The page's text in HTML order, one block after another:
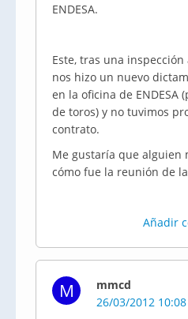
ENDESA.
Este, tras una
nos hizo un nuevo
en la oficina de ENDESA
de toros) y no tuvimos
contrato.
Me gustaría que alguien
cómo fue la reunión de
Añadir
M
mmcd
26/03/2012 10:08